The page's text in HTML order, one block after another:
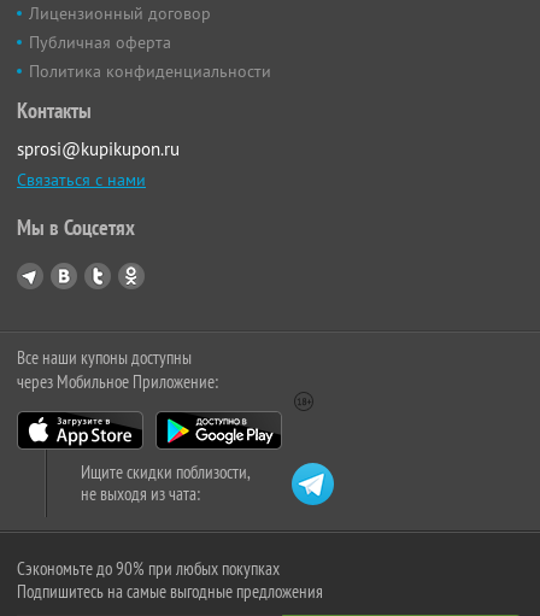
Лицензионный договор
Публичная оферта
Политика конфиденциальности
Контакты
sprosi@kupikupon.ru
Связаться с нами
Мы в Соцсетях
Все наши купоны доступны
через Мобильное Приложение:
Ищите скидки поблизости,
не выходя из чата:
Сэкономьте до 90% при любых покупках
Подпишитесь на самые выгодные предложения